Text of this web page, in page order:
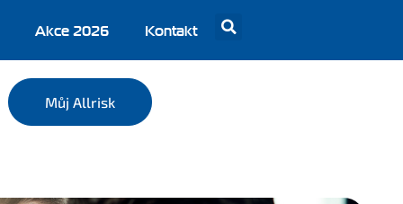
Akce 2026 Kontakt
Můj Allrisk